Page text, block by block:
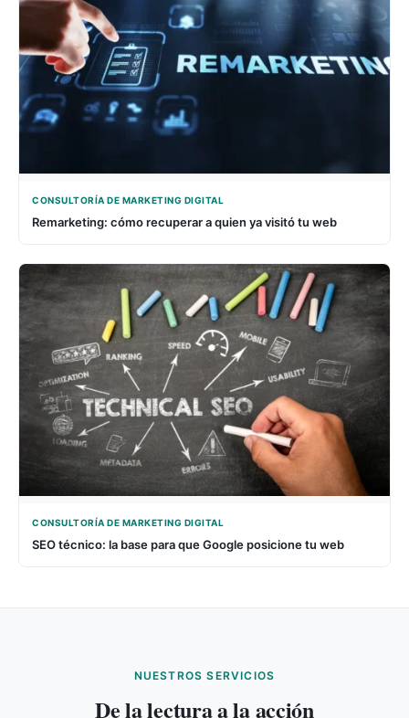
CONSULTORÍA DE MARKETING DIGITAL
Remarketing: cómo recuperar a quien ya visitó tu web
CONSULTORÍA DE MARKETING DIGITAL
SEO técnico: la base para que Google posicione tu web
NUESTROS SERVICIOS
De la lectura a la acción